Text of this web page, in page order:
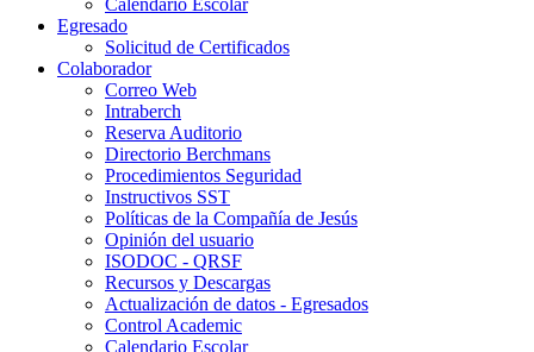
Egresado
Solicitud de Certificados
Colaborador
Correo Web
Intraberch
Reserva Auditorio
Directorio Berchmans
Procedimientos Seguridad
Instructivos SST
Políticas de la Compañía de Jesús
Opinión del usuario
ISODOC - QRSF
Recursos y Descargas
Actualización de datos - Egresados
Control Academic
Calendario Escolar